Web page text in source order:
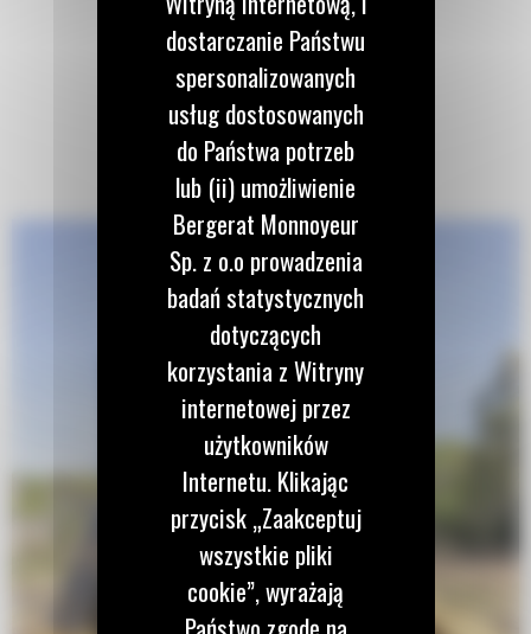
dostarczanie Państwu
spersonalizowanych
usług dostosowanych
do Państwa potrzeb
lub (ii) umożliwienie
Bergerat Monnoyeur
Sp. z o.o prowadzenia
badań statystycznych
dotyczących
korzystania z Witryny
internetowej przez
użytkowników
Internetu. Klikając
przycisk „Zaakceptuj
wszystkie pliki
cookie”, wyrażają